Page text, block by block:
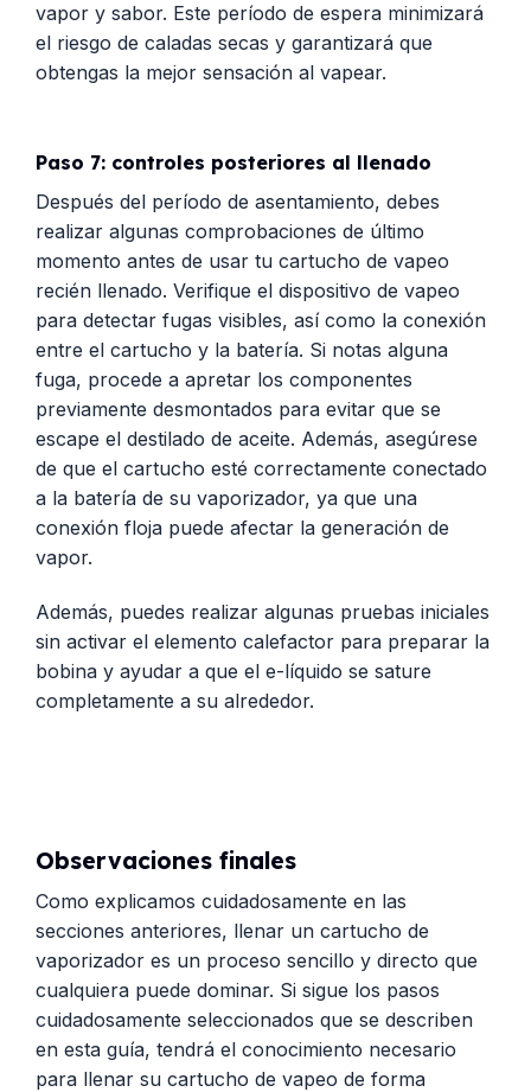
vapor y sabor. Este período de espera minimizará
el riesgo de caladas secas y garantizará que
obtengas la mejor sensación al vapear.
Paso 7: controles posteriores al llenado
Después del período de asentamiento, debes
realizar algunas comprobaciones de último
momento antes de usar tu cartucho de vapeo
recién llenado. Verifique el dispositivo de vapeo
para detectar fugas visibles, así como la conexión
entre el cartucho y la batería. Si notas alguna
fuga, procede a apretar los componentes
previamente desmontados para evitar que se
escape el destilado de aceite. Además, asegúrese
de que el cartucho esté correctamente conectado
a la batería de su vaporizador, ya que una
conexión floja puede afectar la generación de
vapor.
Además, puedes realizar algunas pruebas iniciales
sin activar el elemento calefactor para preparar la
bobina y ayudar a que el e-líquido se sature
completamente a su alrededor.
Observaciones finales
Como explicamos cuidadosamente en las
secciones anteriores, llenar un cartucho de
vaporizador es un proceso sencillo y directo que
cualquiera puede dominar. Si sigue los pasos
cuidadosamente seleccionados que se describen
en esta guía, tendrá el conocimiento necesario
para llenar su cartucho de vapeo de forma